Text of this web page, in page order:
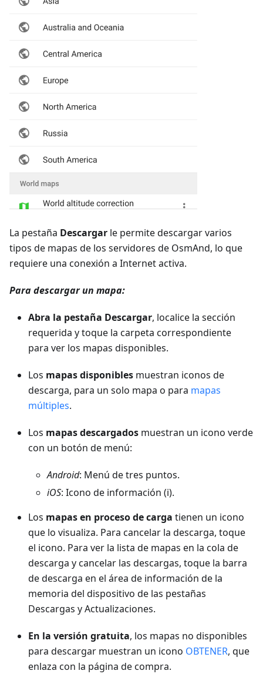
La pestaña Descargar le permite descargar varios
tipos de mapas de los servidores de OsmAnd, lo que
requiere una conexión a Internet activa.
Para descargar un mapa:
Abra la pestaña Descargar, localice la sección
requerida y toque la carpeta correspondiente
para ver los mapas disponibles.
Los mapas disponibles muestran iconos de
descarga, para un solo mapa o para mapas
múltiples.
Los mapas descargados muestran un icono verde
con un botón de menú:
Android: Menú de tres puntos.
iOS: Icono de información (i).
Los mapas en proceso de carga tienen un icono
que lo visualiza. Para cancelar la descarga, toque
el icono. Para ver la lista de mapas en la cola de
descarga y cancelar las descargas, toque la barra
de descarga en el área de información de la
memoria del dispositivo de las pestañas
Descargas y Actualizaciones.
En la versión gratuita, los mapas no disponibles
para descargar muestran un icono OBTENER, que
enlaza con la página de compra.